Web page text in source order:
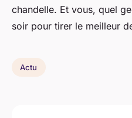
chandelle. Et vous, quel
soir pour tirer le meilleur
Actu